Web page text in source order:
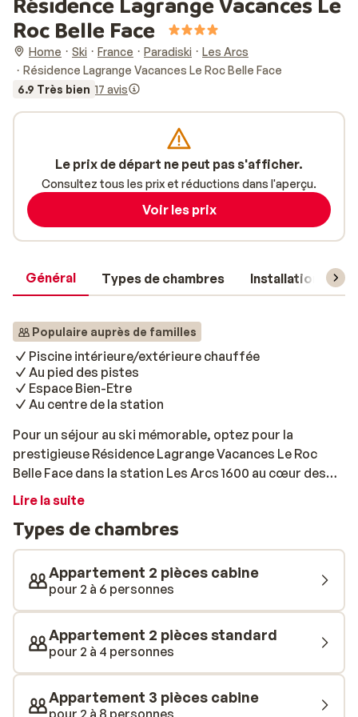
Roc Belle Face
Home Ski France Paradiski
Les Arcs
Résidence Lagrange Vacances Le Roc Belle Face
6.9 Très bien 17 avis
Général Types de chambres Installations
Populaire auprès de familles
Piscine intérieure/extérieure chauffée
Au pied des pistes
Espace Bien-Etre
Au centre de la station
Pour un séjour au ski mémorable, optez pour la
prestigieuse Résidence Lagrange Vacances Le Roc
Belle Face dans la station Les Arcs 1600 au cœur des
Alpes. Bénéficiant d’un emplacement de luxe, au pied
de toutes ses commodités, vous profiterez d’un séjour
tout confort dans des conditions idéales. Cette
magnifique résidence au look très traditionnel, toute
bardée de bois et à la toiture en pente, s’intègre
parfaitement dans l’environnement naturel de la
station. Profitez de panoramas merveilleux qui feront
des jaloux! Cette grande et majestueuse résidence
vous propose 122 logements à la location sur 14 niveaux
teintes très chaleureuses et apaisantes, l’intérieur de
Lire la suite
Types de chambres
Appartement 2 pièces cabine
pour 2 à 6 personnes
Appartement 2 pièces standard
pour 2 à 4 personnes
Appartement 3 pièces cabine
pour 2 à 8 personnes
Le prix de départ ne peut pas s'afficher.
Consultez tous les prix et réductions dans l'aperçu.
Voir les prix